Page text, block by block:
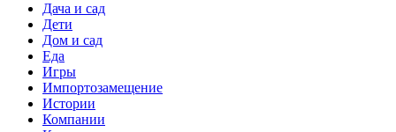
Дача и сад
Дети
Дом и сад
Еда
Игры
Импортозамещение
Истории
Компании